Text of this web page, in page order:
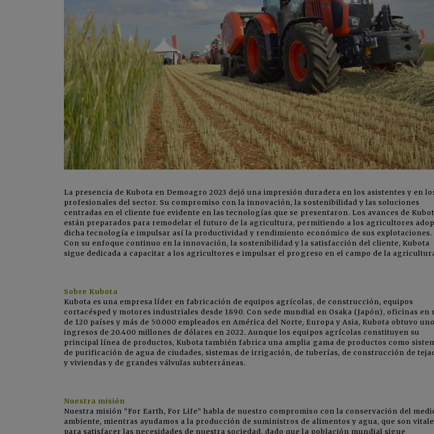
La presencia de Kubota en Demoagro 2023 dejó una impresión duradera en los asistentes y en
profesionales del sector. Su compromiso con la innovación, la sostenibilidad y las soluciones
centradas en el cliente fue evidente en las tecnologías que se presentaron. Los avances de
están preparados para remodelar el futuro de la agricultura, permitiendo a los agricultores
dicha tecnología e impulsar así la productividad y rendimiento económico de sus explotaciones.
Con su enfoque continuo en la innovación, la sostenibilidad y la satisfacción del cliente, Kubota
sigue dedicada a capacitar a los agricultores e impulsar el progreso en el campo de la
Sobre Kubota
Kubota es una empresa líder en fabricación de equipos agrícolas, de construcción, equipos
cortacésped y motores industriales desde 1890. Con sede mundial en Osaka (Japón), oficinas en
de 120 países y más de 50.000 empleados en América del Norte, Europa y Asia, Kubota obtuvo
ingresos de 20.400 millones de dólares en 2022. Aunque los equipos agrícolas constituyen su
principal línea de productos, Kubota también fabrica una amplia gama de productos como
de purificación de agua de ciudades, sistemas de irrigación, de tuberías, de construcción de
y viviendas y de grandes válvulas subterráneas.
Nuestra misión
Nuestra misión “For Earth, For Life” habla de nuestro compromiso con la conservación del
ambiente, mientras ayudamos a la producción de suministros de alimentos y agua, que son
para satisfacer las necesidades de nuestra sociedad, dado que la población mundial sigue